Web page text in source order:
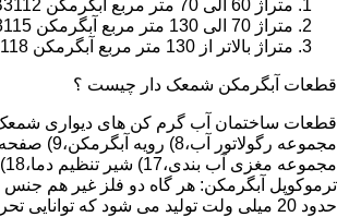
متراژ 60 الی 70 متر مربع آبگرمکن B3112
متراژ 70 الی 130 متر مربع آبگرمکن B3115 یا B3215i
متراژ بالاتر از 130 متر مربع آبگرمکن B3118 یا B3218i
قطعات آبگرمکن شمعک دار چیست ؟
مجموعه مغزی آب بندی،17) شیر تنظیم دما،18) مجموعه دیافگرام و میل سوپاپ آب 19) ترموکوپل و … که ما برای تعمیر آبگرمکن باید به نمایندگی های مجاز همان برند تماس حاصل فرمایید.
ترموکوپل آبگرمکن: هر گاه دو فلز غیر هم
حدود 20 میلی ولت تولید می شود که توانایی تحریک سیم پیچ و باز کردن شیر مغناطیسی وسایل گاز سوز را در مدت 20 ثانیه دارد.